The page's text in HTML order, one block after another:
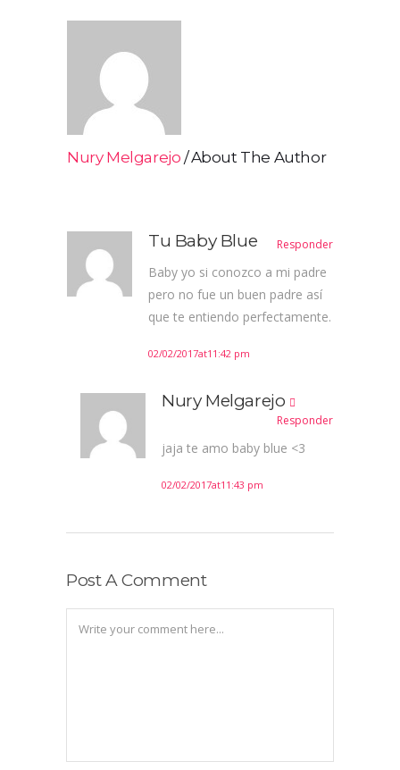
Nury Melgarejo About The Author
Tu Baby Blue Responder
Baby yo si conozco a mi padre
pero no fue un buen padre así
que te entiendo perfectamente.
02/02/2017at11:42 pm
Nury Melgarejo
Responder
jaja te amo baby blue <3
02/02/2017at11:43 pm
Post A Comment